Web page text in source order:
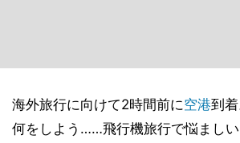
海外旅行に向けて2時間前に空港到
何をしよう……飛行機旅行で悩まし